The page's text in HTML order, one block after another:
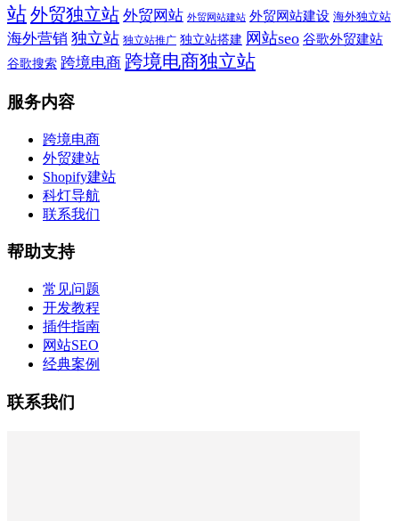
站外贸独立站 外贸网站 外贸网站建站 外贸网站建设 海外独立站
海外营销 独立站 独立站推广 独立站搭建 网站seo 谷歌外贸建站
谷歌搜索 跨境电商 跨境电商独立站
服务内容
跨境电商
外贸建站
Shopify建站
科灯导航
联系我们
帮助支持
常见问题
开发教程
插件指南
网站SEO
经典案例
联系我们